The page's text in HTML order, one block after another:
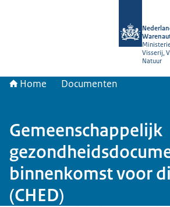
Visserij,
Natuur
Home Documenten
Gemeenschappelijk
binnenkomst voor
(CHED)